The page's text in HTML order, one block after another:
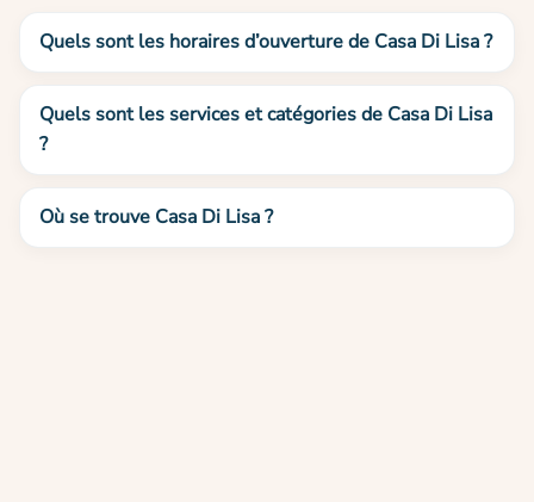
Quels sont les horaires d’ouverture de Casa Di Lisa ?
Quels sont les services et catégories de Casa Di Lisa
?
Où se trouve Casa Di Lisa ?